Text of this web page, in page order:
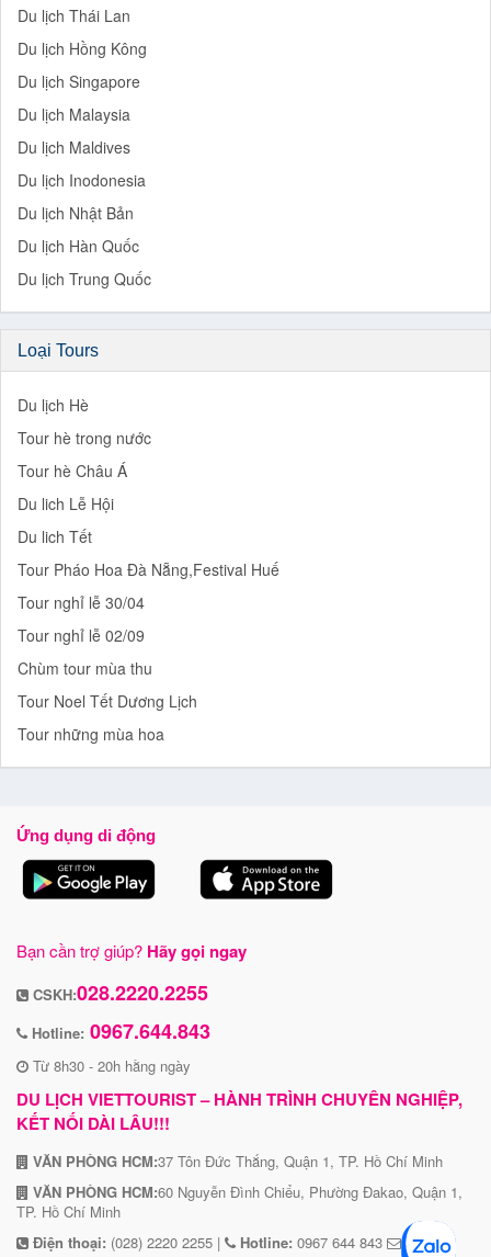
Du lịch Thái Lan
Du lịch Hồng Kông
Du lịch Singapore
Du lịch Malaysia
Du lịch Maldives
Du lịch Inodonesia
Du lịch Nhật Bản
Du lịch Hàn Quốc
Du lịch Trung Quốc
Loại Tours
Du lịch Hè
Tour hè trong nước
Tour hè Châu Á
Du lich Lễ Hội
Du lich Tết
Tour Pháo Hoa Đà Nẵng,Festival Huế
Tour nghỉ lễ 30/04
Tour nghỉ lễ 02/09
Chùm tour mùa thu
Tour Noel Tết Dương Lịch
Tour những mùa hoa
Ứng dụng di động
Bạn cần trợ giúp? Hãy gọi ngay
CSKH:028.2220.2255
Hotline: 0967.644.843
Từ 8h30 - 20h hằng ngày
DU LỊCH VIETTOURIST – HÀNH TRÌNH CHUYÊN NGHIỆP,
KẾT NỐI DÀI LÂU!!!
VĂN PHÒNG HCM:37 Tôn Đức Thắng, Quận 1, TP. Hồ Chí Minh
VĂN PHÒNG HCM:60 Nguyễn Đình Chiểu, Phường Đakao, Quận 1,
TP. Hồ Chí Minh
Điện thoại: (028) 2220 2255 | Hotline: 0967 644 843